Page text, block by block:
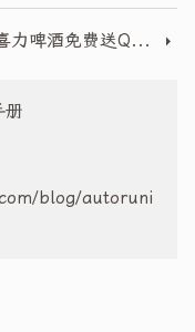
喜力啤酒免费送QQ绿钻7天体验活动(附答案)
册
blog/autoruni